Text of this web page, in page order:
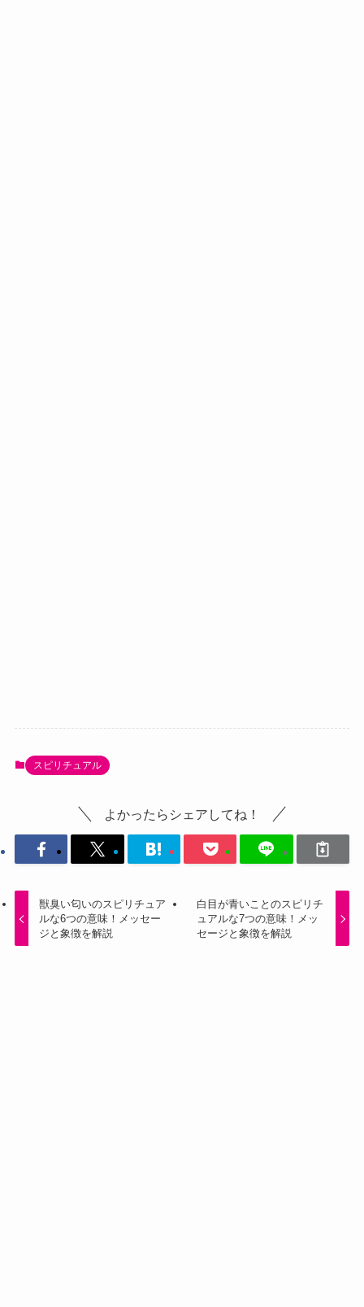
スピリチュアル
よかったらシェアしてね！
獣臭い匂いのスピリチュア
ルな6つの意味！メッセー
ジと象徴を解説
白目が青いことのスピリチ
ュアルな7つの意味！メッ
セージと象徴を解説